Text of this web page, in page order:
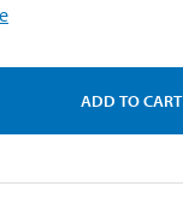
ADD TO CART